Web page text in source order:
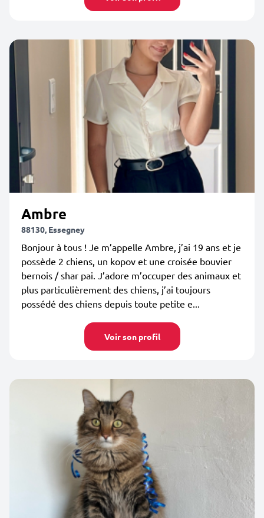
Ambre
88130, Essegney
Bonjour à tous ! Je m’appelle Ambre, j’ai 19 ans et je
possède 2 chiens, un kopov et une croisée bouvier
bernois / shar pai. J’adore m’occuper des animaux et
plus particulièrement des chiens, j’ai toujours
possédé des chiens depuis toute petite e...
Voir son profil